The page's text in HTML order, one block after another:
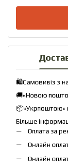
🛍️Самовивіз з
🚚«Новою
📦«Укрпоштою»
Більше
Оплата за
Онлайн
Онлайн